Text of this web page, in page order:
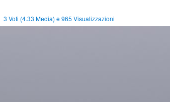
3 Voti (4.33 Media) e965 Visualizzazioni